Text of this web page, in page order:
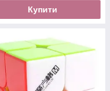
Купити